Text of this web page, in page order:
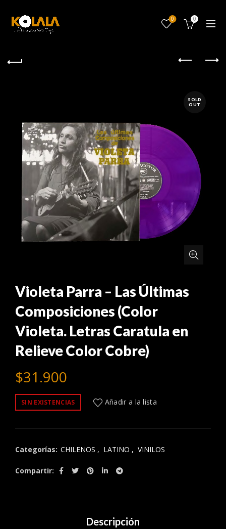
0 0
SOLD
OUT
Violeta Parra – Las Últimas
Composiciones (Color
Violeta. Letras Caratula en
Relieve Color Cobre)
$31.900
SIN EXISTENCIAS Añadir a la lista
Categorías: CHILENOS , LATINO , VINILOS
Compartir
Descripción